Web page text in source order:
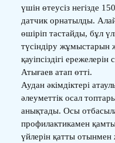
үшін өтеусіз негізде
датчик орнатылды.
өшіріп тастайды, бұл
түсіндіру жұмыстарын
қауіпсіздігі
Атығаев атап өтті.
Аудан әкімдіктері
әлеуметтік осал
анықтады. Осы
профилактикамен
үйлерін қатты